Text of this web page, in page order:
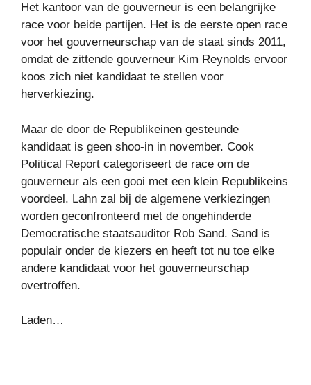
Het kantoor van de gouverneur is een belangrijke
race voor beide partijen. Het is de eerste open race
voor het gouverneurschap van de staat sinds 2011,
omdat de zittende gouverneur Kim Reynolds ervoor
koos zich niet kandidaat te stellen voor
herverkiezing.
Maar de door de Republikeinen gesteunde
kandidaat is geen shoo-in in november. Cook
Political Report categoriseert de race om de
gouverneur als een gooi met een klein Republikeins
voordeel. Lahn zal bij de algemene verkiezingen
worden geconfronteerd met de ongehinderde
Democratische staatsauditor Rob Sand. Sand is
populair onder de kiezers en heeft tot nu toe elke
andere kandidaat voor het gouverneurschap
overtroffen.
Laden…